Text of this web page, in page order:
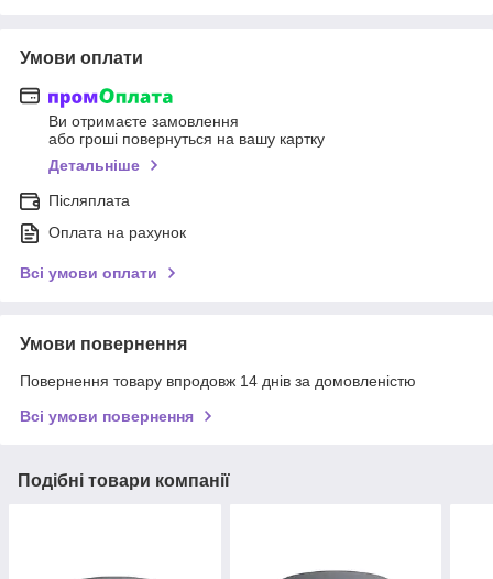
Умови оплати
Ви отримаєте замовлення
або гроші повернуться на вашу картку
Детальніше
Післяплата
Оплата на рахунок
Всі умови оплати
Умови повернення
Повернення товару впродовж 14 днів за домовленістю
Всі умови повернення
Подібні товари компанії